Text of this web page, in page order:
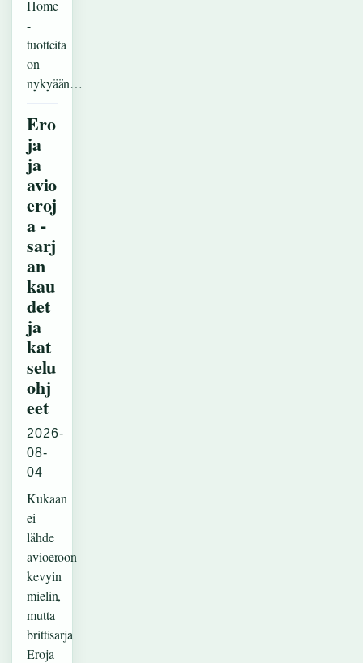
Home
-
tuotteita
on
nykyään…
Ero
ja
ja
avio
eroj
a -
sarj
an
kau
det
ja
kat
selu
ohj
eet
2026-
08-
04
Kukaan
ei
lähde
avioeroon
kevyin
mielin,
mutta
brittisarja
Eroja